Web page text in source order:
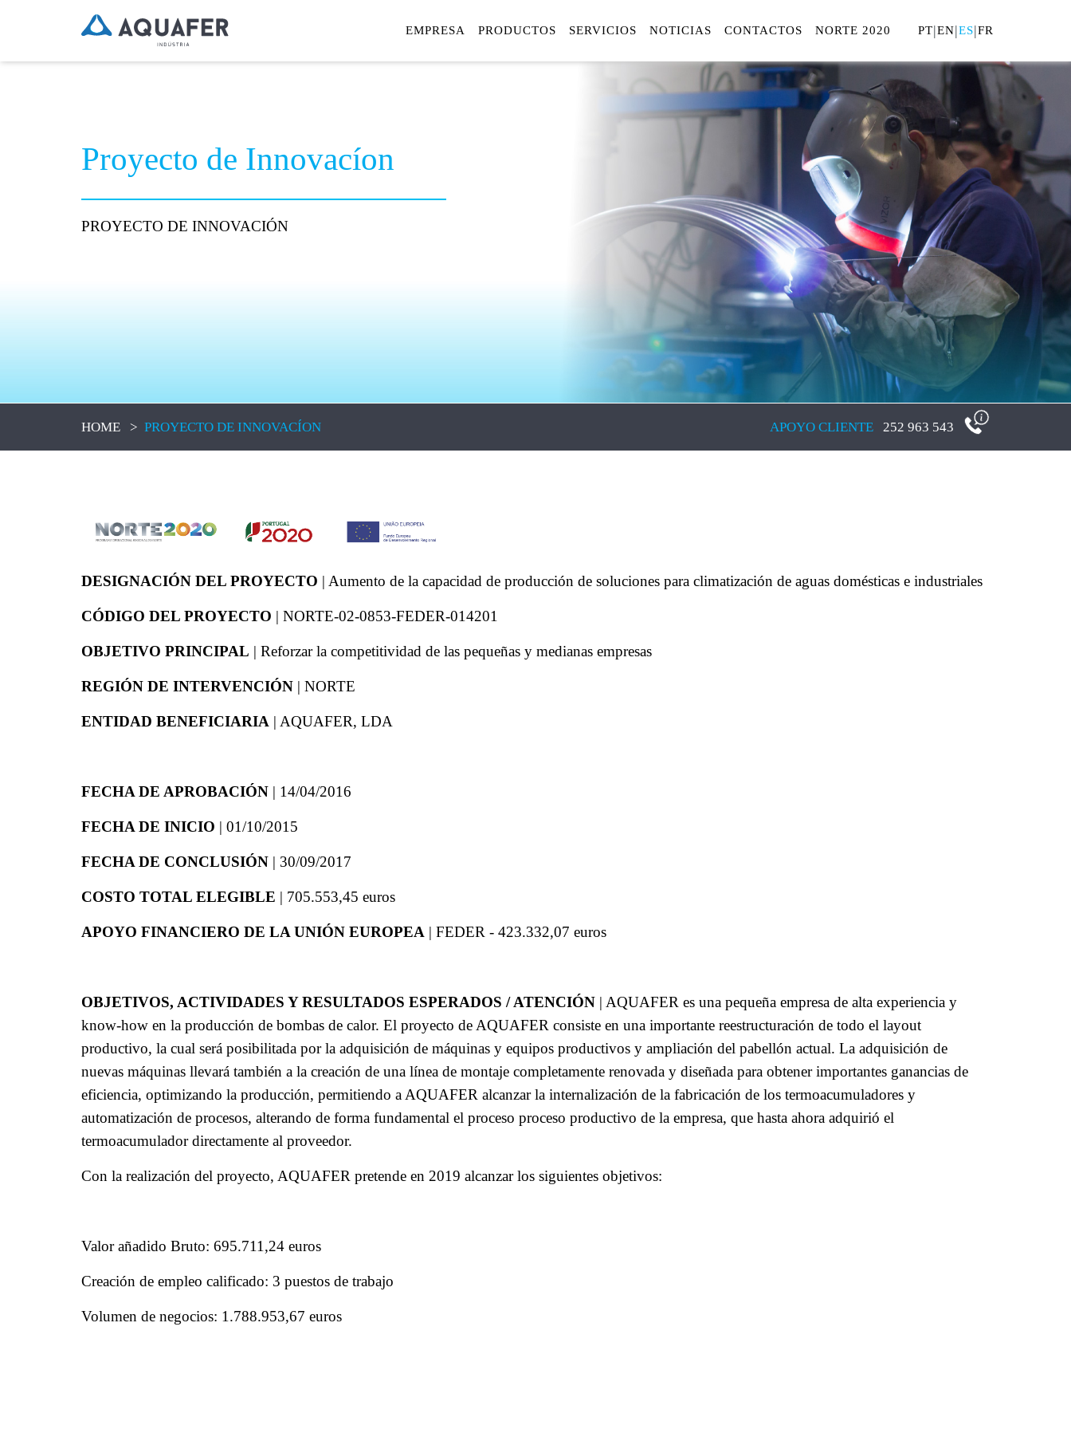
EMPRESA PRODUCTOS SERVICIOS NOTICIAS CONTACTOS NORTE 2020 PT|EN|ES|FR
Proyecto de Innovacíon
PROYECTO DE INNOVACIÓN
HOME > PROYECTO DE INNOVACÍON APOYO CLIENTE 252 963 543
DESIGNACIÓN DEL PROYECTO | Aumento de la capacidad de producción de soluciones para climatización de aguas domésticas e industriales
CÓDIGO DEL PROYECTO | NORTE-02-0853-FEDER-014201
OBJETIVO PRINCIPAL | Reforzar la competitividad de las pequeñas y medianas empresas
REGIÓN DE INTERVENCIÓN | NORTE
ENTIDAD BENEFICIARIA | AQUAFER, LDA
FECHA DE APROBACIÓN | 14/04/2016
FECHA DE INICIO | 01/10/2015
FECHA DE CONCLUSIÓN | 30/09/2017
COSTO TOTAL ELEGIBLE | 705.553,45 euros
APOYO FINANCIERO DE LA UNIÓN EUROPEA | FEDER - 423.332,07 euros
OBJETIVOS, ACTIVIDADES Y RESULTADOS ESPERADOS / ATENCIÓN | AQUAFER es una pequeña empresa de alta experiencia y
know-how en la producción de bombas de calor. El proyecto de AQUAFER consiste en una importante reestructuración de todo el layout
productivo, la cual será posibilitada por la adquisición de máquinas y equipos productivos y ampliación del pabellón actual. La adquisición de
nuevas máquinas llevará también a la creación de una línea de montaje completamente renovada y diseñada para obtener importantes ganancias de
eficiencia, optimizando la producción, permitiendo a AQUAFER alcanzar la internalización de la fabricación de los termoacumuladores y
automatización de procesos, alterando de forma fundamental el proceso proceso productivo de la empresa, que hasta ahora adquirió el
termoacumulador directamente al proveedor.
Con la realización del proyecto, AQUAFER pretende en 2019 alcanzar los siguientes objetivos:
Valor añadido Bruto: 695.711,24 euros
Creación de empleo calificado: 3 puestos de trabajo
Volumen de negocios: 1.788.953,67 euros